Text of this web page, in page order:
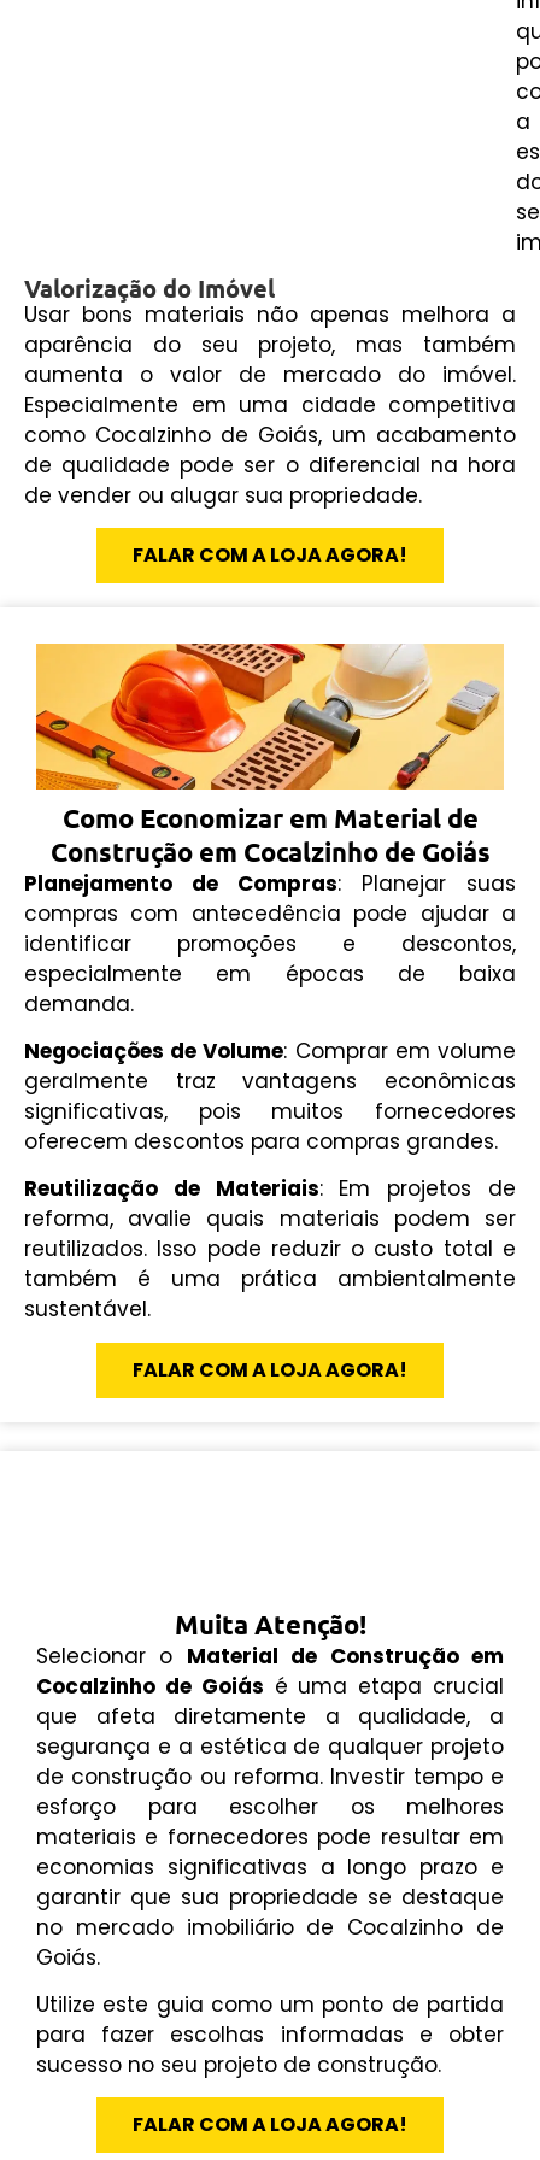
a
Valorização do Imóvel
Usar bons materiais não apenas melhora a
aparência do seu projeto, mas também
aumenta o valor de mercado do imóvel.
Especialmente em uma cidade competitiva
como Cocalzinho de Goiás, um acabamento
de qualidade pode ser o diferencial na hora
de vender ou alugar sua propriedade.
FALAR COM A LOJA AGORA!
Como Economizar em Material de
Construção em Cocalzinho de Goiás
Planejamento de Compras: Planejar suas
compras com antecedência pode ajudar a
identificar promoções e descontos,
especialmente em épocas de baixa
demanda.
Negociações de Volume: Comprar em volume
geralmente traz vantagens econômicas
significativas, pois muitos fornecedores
oferecem descontos para compras grandes.
Reutilização de Materiais: Em projetos de
reforma, avalie quais materiais podem ser
reutilizados. Isso pode reduzir o custo total e
também é uma prática ambientalmente
sustentável.
FALAR COM A LOJA AGORA!
Muita Atenção!
Selecionar o Material de Construção em
Cocalzinho de Goiás é uma etapa crucial
que afeta diretamente a qualidade, a
segurança e a estética de qualquer projeto
de construção ou reforma. Investir tempo e
esforço para escolher os melhores
materiais e fornecedores pode resultar em
economias significativas a longo prazo e
garantir que sua propriedade se destaque
no mercado imobiliário de Cocalzinho de
Goiás.
Utilize este guia como um ponto de partida
para fazer escolhas informadas e obter
sucesso no seu projeto de construção.
FALAR COM A LOJA AGORA!